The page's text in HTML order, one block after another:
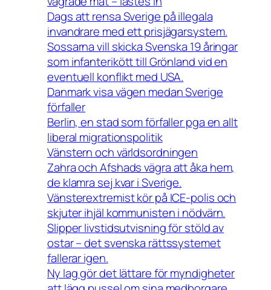
Dags att rensa Sverige på illegala
invandrare med ett prisjägarsystem.
Sossarna vill skicka Svenska 19 åringar
som infanterikött till Grönland vid en
eventuell konflikt med USA.
Danmark visa vägen medan Sverige
förfaller
Berlin, en stad som förfaller pga en allt
liberal migrationspolitik
Vänstern och världsordningen
Zahra och Afshads vägra att åka hem,
de klamra sej kvar i Sverige.
Vänsterextremist kör på ICE-polis och
skjuter ihjäl kommunisten i nödvärn.
Slipper livstidsutvisning för stöld av
ostar – det svenska rättssystemet
fallerar igen.
Ny lag gör det lättare för myndigheter